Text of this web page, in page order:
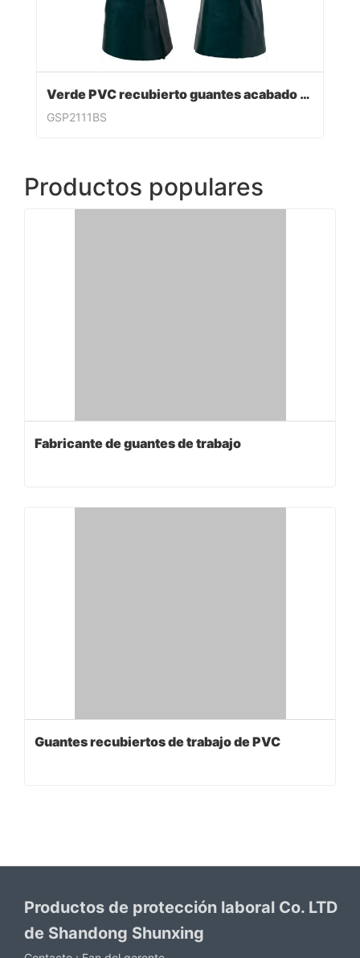
Verde PVC recubierto guantes acabado sandy
GSP2111BS
Productos populares
Fabricante de guantes de trabajo
Guantes recubiertos de trabajo de PVC
Productos de protección laboral Co. LTD
de Shandong Shunxing